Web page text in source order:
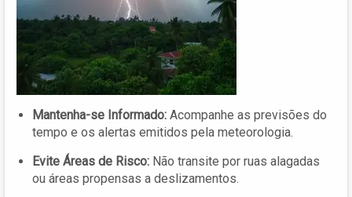
Mantenha-se Informado: Acompanhe as previsões do
tempo e os alertas emitidos pela meteorologia.
Evite Áreas de Risco: Não transite por ruas alagadas
ou áreas propensas a deslizamentos.